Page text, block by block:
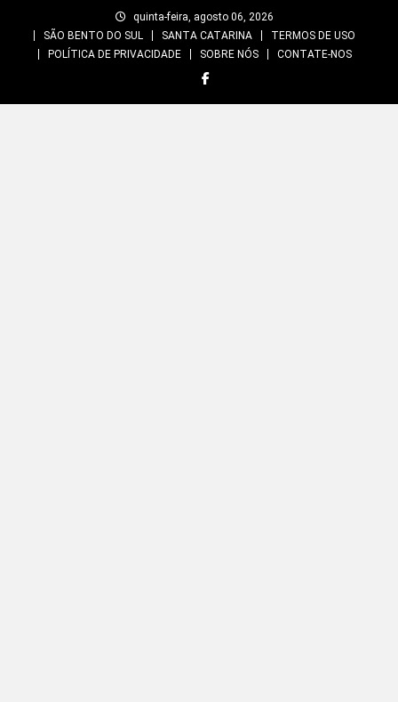
quinta-feira, agosto 06, 2026
SÃO BENTO DO SUL
SANTA CATARINA
TERMOS DE USO
POLÍTICA DE PRIVACIDADE
SOBRE NÓS CONTATE-NOS